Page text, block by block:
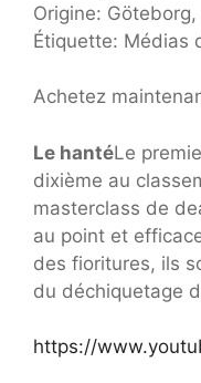
Origine: Göteborg,
Étiquette: Médias
Achetez
Le hantéLe
dixième au
masterclass de
au point et
des fioritures, ils
du déchiquetage
https://